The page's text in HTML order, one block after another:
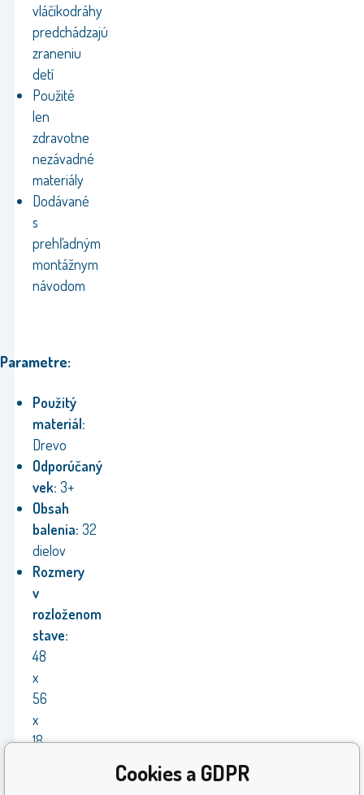
vláčikodráhy
predchádzajú
zraneniu
detí
Použité
len
zdravotne
nezávadné
materiály
Dodávané
s
prehľadným
montážnym
návodom
Parametre:
Použitý
materiál:
Drevo
Odporúčaný
vek: 3+
Obsah
balenia: 32
dielov
Rozmery
v
rozloženom
stave:
48
x
56
x
18
Aga4KidsCookies a GDPR